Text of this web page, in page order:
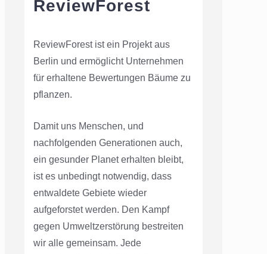
ReviewForest
ReviewForest ist ein Projekt aus
Berlin und ermöglicht Unternehmen
für erhaltene Bewertungen Bäume zu
pflanzen.
Damit uns Menschen, und
nachfolgenden Generationen auch,
ein gesunder Planet erhalten bleibt,
ist es unbedingt notwendig, dass
entwaldete Gebiete wieder
aufgeforstet werden. Den Kampf
gegen Umweltzerstörung bestreiten
wir alle gemeinsam. Jede